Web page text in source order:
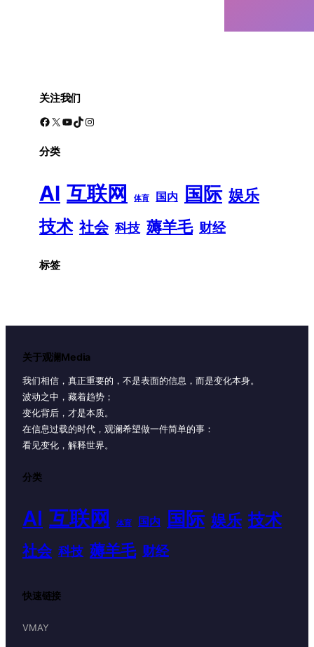
关注我们
Facebook X YouTube TikTok Instagram
分类
AI 互联网 体育 国内 国际 娱乐
技术 社会 科技 薅羊毛 财经
标签
关于观澜Media
我们相信，真正重要的，不是表面的信息，而是变化本身。
波动之中，藏着趋势；
变化背后，才是本质。
在信息过载的时代，观澜希望做一件简单的事：
看见变化，解释世界。
分类
AI 互联网 体育 国内 国际 娱乐 技术
社会 科技 薅羊毛 财经
快速链接
VMAY